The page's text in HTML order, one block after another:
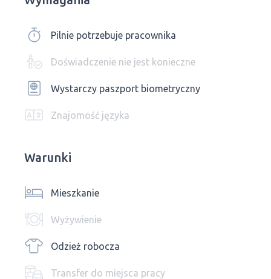
Pilnie potrzebuje pracownika
Doświadczenie nie jest konieczne
Wystarczy paszport biometryczny
Znajomość języka
Warunki
Mieszkanie
Wyżywienie
Odzież robocza
Transfer do miejsca pracy